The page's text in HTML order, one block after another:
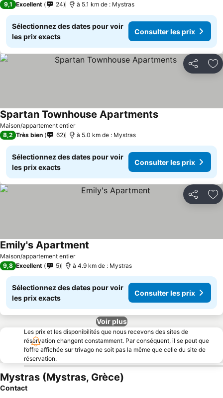
9,1 Excellent 24 à 5.1 km de : Mystras
Sélectionnez des dates pour voir
les prix exacts
Consulter les prix
Partager
Maison/appartement entier
Spartan Townhouse ApartmentsConsulter les
8,2 Très bien 62 à 5.0 km de : Mystras
Sélectionnez des dates pour voir
les prix exacts
Consulter les prix
Partager
Maison/appartement entier
Emily's Apartment
9,8 Excellent 5 à 4.9 km de : Mystras
Sélectionnez des dates pour voir
les prix exacts
Consulter les prix
Voir plus
Les prix et les disponibilités que nous recevons des sites de
réservation changent constamment. Par conséquent, il se peut que
l’offre affichée sur trivago ne soit pas la même que celle du site de
réservation.
Mystras (Mystras, Grèce)
Contact